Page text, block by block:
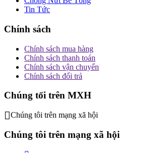
Tin Tức
Chính sách
Chính sách mua hàng
Chính sách thanh toán
Chính sách vận chuyển
Chính sách đổi trả
Chúng tối trên MXH
Chúng tôi trên mạng xã hội
Chúng tôi trên mạng xã hội